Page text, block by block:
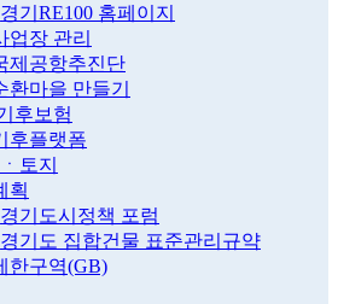
경기RE100 홈페이지
업장 관리
제공항추진단
환마을 만들기
후보험
후플랫폼
토지
획
경기도시정책 포럼
경기도 집합건물 표준관리규약
한구역(GB)